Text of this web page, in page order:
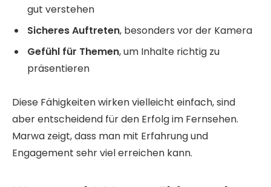
gut verstehen
Sicheres Auftreten, besonders vor der Kamera
Gefühl für Themen, um Inhalte richtig zu
präsentieren
Diese Fähigkeiten wirken vielleicht einfach, sind
aber entscheidend für den Erfolg im Fernsehen.
Marwa zeigt, dass man mit Erfahrung und
Engagement sehr viel erreichen kann.